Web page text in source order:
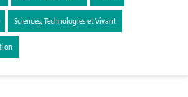
Sciences, Technologies et Vivant